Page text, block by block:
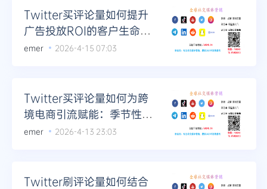
Twitter买评论量如何提升
广告投放ROI的客户生命周
期管理
emer 2026-4-15 07:03
Twitter买评论量如何为跨
境电商引流赋能：季节性产
品的评论运营节奏
emer 2026-4-13 23:03
Twitter刷评论量如何结合